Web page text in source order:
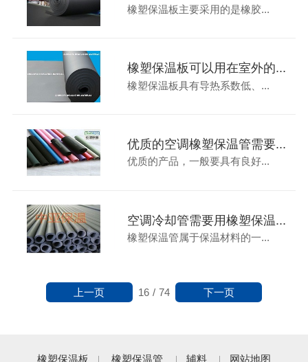
橡塑保温板主要采用的是橡胶...
橡塑保温板可以用在室外的...
橡塑保温板具有导热系数低、...
优质的空调橡塑保温管需要...
优质的产品，一般要具有良好...
空调冷却管需要用橡塑保温...
橡塑保温管属于保温材料的一...
16 / 74
上一页 下一页
橡塑保温板 橡塑保温管 辅料 网站地图